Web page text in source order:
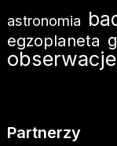
astronomia
egzoplaneta
obserwacje
Partnerzy